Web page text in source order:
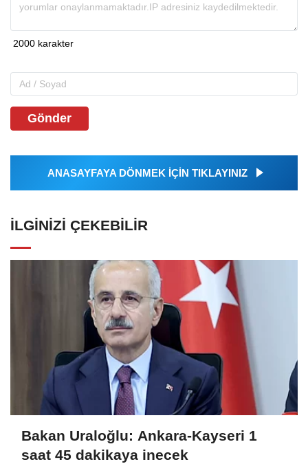
Gönder
ANASAYFAYA DÖNMEK İÇİN TIKLAYINIZ
İLGINIZI ÇEKEBILIR
Bakan Uraloğlu: Ankara-Kayseri 1
saat 45 dakikaya inecek